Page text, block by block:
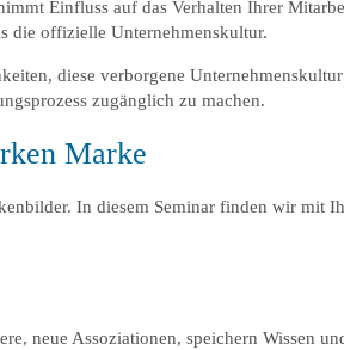
Einfluss auf das Verhalten Ihrer
die offizielle Unternehmenskultur.
diese verborgene
zugänglich zu machen.
Marke
In diesem Seminar finden wir mit
neue Assoziationen, speichern Wissen